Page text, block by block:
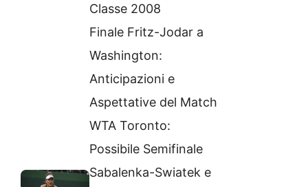
Classe 2008
Finale Fritz-Jodar a
Washington:
Anticipazioni e
Aspettative del Match
WTA Toronto:
Possibile Semifinale
Sabalenka-Swiatek e